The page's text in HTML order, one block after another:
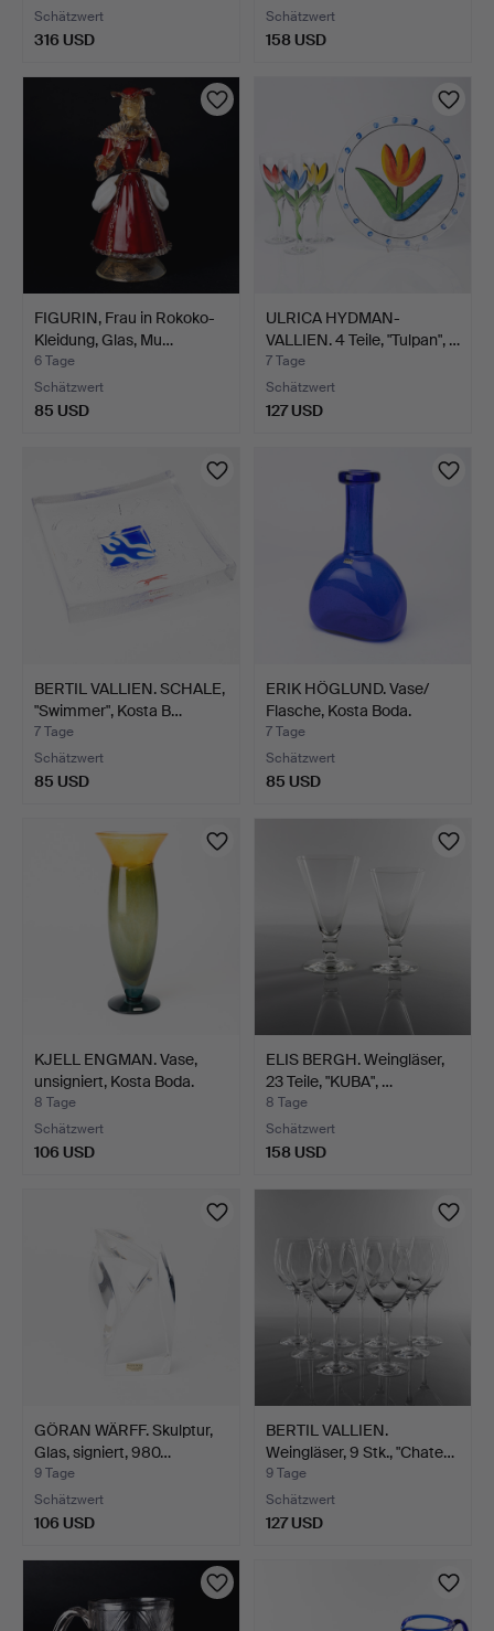
Schätzwert
316 USD
Schätzwert
158 USD
FIGURIN, Frau in Rokoko-
Kleidung, Glas, Mu…
6 Tage
Schätzwert
85 USD
ULRICA HYDMAN-
VALLIEN. 4 Teile, "Tulpan", …
7 Tage
Schätzwert
127 USD
BERTIL VALLIEN. SCHALE,
"Swimmer", Kosta B…
7 Tage
Schätzwert
85 USD
ERIK HÖGLUND. Vase/
Flasche, Kosta Boda.
7 Tage
Schätzwert
85 USD
KJELL ENGMAN. Vase,
unsigniert, Kosta Boda.
8 Tage
Schätzwert
106 USD
ELIS BERGH. Weingläser,
23 Teile, "KUBA", …
8 Tage
Schätzwert
158 USD
GÖRAN WÄRFF. Skulptur,
Glas, signiert, 980…
9 Tage
Schätzwert
106 USD
BERTIL VALLIEN.
Weingläser, 9 Stk., "Chate…
9 Tage
Schätzwert
127 USD